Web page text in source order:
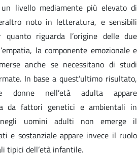
livello mediamente più elevato di
noto in letteratura, e sensibili
riguarda l’origine delle due
la componente emozionale e
anche se necessitano di studi
In base a quest’ultimo risultato,
donne nell’età adulta appare
da fattori genetici e ambientali in
uomini adulti non emerge il
e sostanziale appare invece il ruolo
tipici dell’età infantile.